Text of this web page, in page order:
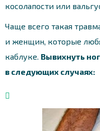
косолапости или
Чаще всего такая
и женщин, которые
каблуке. Вывихнуть
в следующих случаях: